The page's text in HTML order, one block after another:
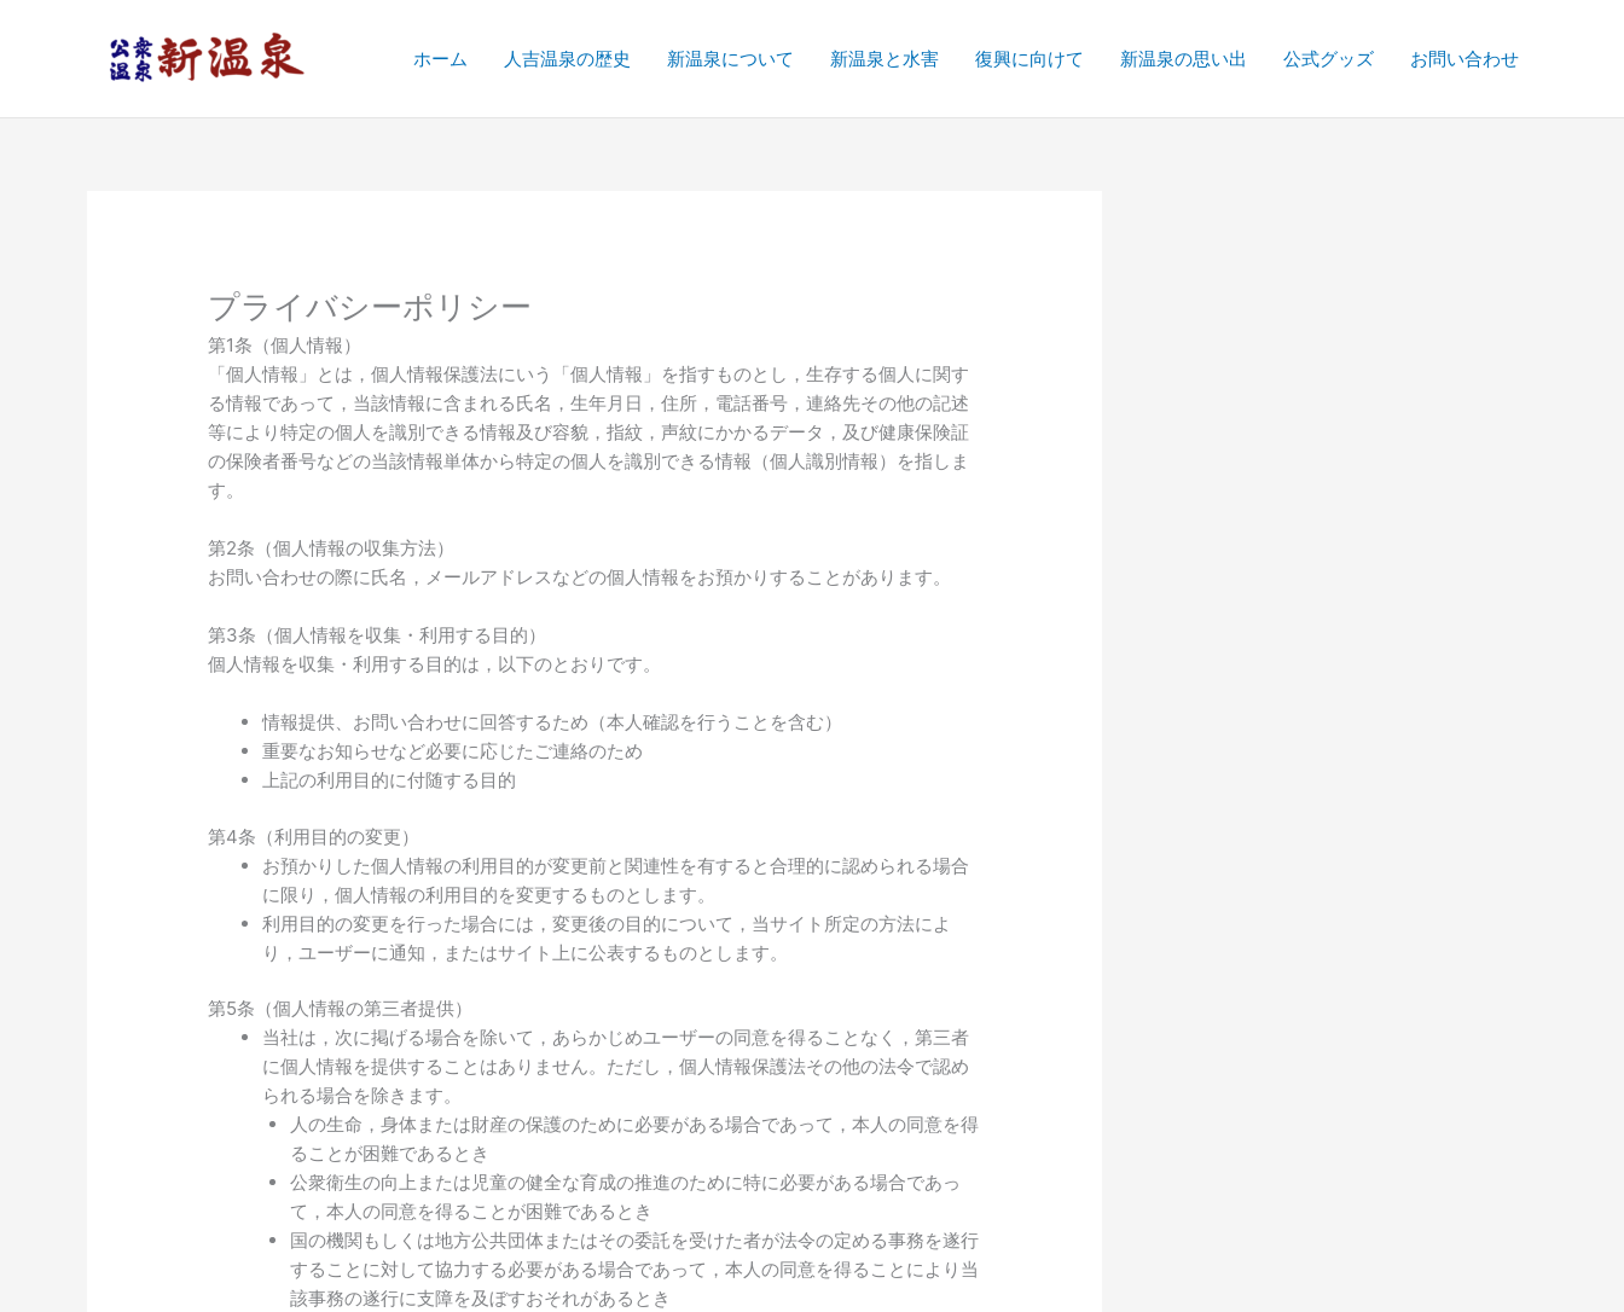
ホーム 人吉温泉の歴史 新温泉について 新温泉と水害 復興に向けて 新温泉の思い出 公式グッズ お問い合わせ
プライバシーポリシー
第1条（個人情報）
「個人情報」とは，個人情報保護法にいう「個人情報」を指すものとし，生存する個人に関す
る情報であって，当該情報に含まれる氏名，生年月日，住所，電話番号，連絡先その他の記述
等により特定の個人を識別できる情報及び容貌，指紋，声紋にかかるデータ，及び健康保険証
の保険者番号などの当該情報単体から特定の個人を識別できる情報（個人識別情報）を指しま
す。
第2条（個人情報の収集方法）
お問い合わせの際に氏名，メールアドレスなどの個人情報をお預かりすることがあります。
第3条（個人情報を収集・利用する目的）
個人情報を収集・利用する目的は，以下のとおりです。
情報提供、お問い合わせに回答するため（本人確認を行うことを含む）
重要なお知らせなど必要に応じたご連絡のため
上記の利用目的に付随する目的
第4条（利用目的の変更）
お預かりした個人情報の利用目的が変更前と関連性を有すると合理的に認められる場合
に限り，個人情報の利用目的を変更するものとします。
利用目的の変更を行った場合には，変更後の目的について，当サイト所定の方法によ
り，ユーザーに通知，またはサイト上に公表するものとします。
第5条（個人情報の第三者提供）
当社は，次に掲げる場合を除いて，あらかじめユーザーの同意を得ることなく，第三者
に個人情報を提供することはありません。ただし，個人情報保護法その他の法令で認め
られる場合を除きます。
人の生命，身体または財産の保護のために必要がある場合であって，本人の同意を得
ることが困難であるとき
公衆衛生の向上または児童の健全な育成の推進のために特に必要がある場合であっ
て，本人の同意を得ることが困難であるとき
国の機関もしくは地方公共団体またはその委託を受けた者が法令の定める事務を遂行
することに対して協力する必要がある場合であって，本人の同意を得ることにより当
該事務の遂行に支障を及ぼすおそれがあるとき